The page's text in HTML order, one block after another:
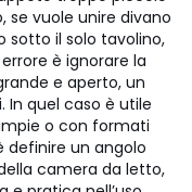
se vuole unire divano
sotto il solo tavolino,
è ignorare la
e aperto, un
In quel caso è utile
o con formati
definire un angolo
camera da letto,